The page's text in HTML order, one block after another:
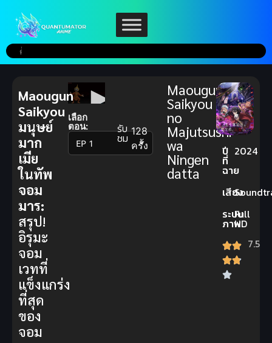
เลือก
ตอน:
▼
รับ
ชม 128
ครั้ง
Maougun
Saikyou
no
Majutsushi
wa
Ningen
datta
ปี
ที่
ฉาย
2024
เสียง
ระบบ
ภาพ
Full
HD
7.5
Maougun
Saikyou
มนุษย์
มาก
เมีย
ในทัพ
จอม
มาร:
สรุป!
อิรุมะ
จอม
เวทที่
แข็งแกร่ง
ที่สุด
ของ
จอม